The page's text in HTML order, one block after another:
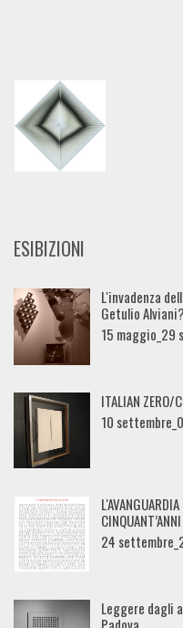
ESIBIZIONI
L'invadenza
Getulio
15 maggio_29
ITALIAN ZERO/
10
24
Leggere dagli